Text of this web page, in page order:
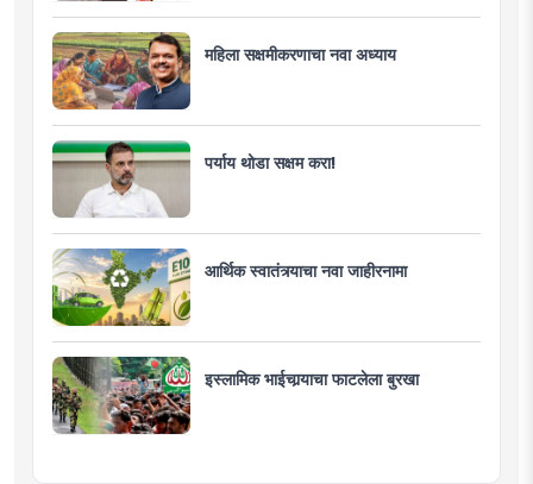
महिला सक्षमीकरणाचा नवा अध्याय
पर्याय थोडा सक्षम करा!
आर्थिक स्वातंत्र्याचा नवा जाहीरनामा
इस्लामिक भाईचार्‍याचा फाटलेला बुरखा